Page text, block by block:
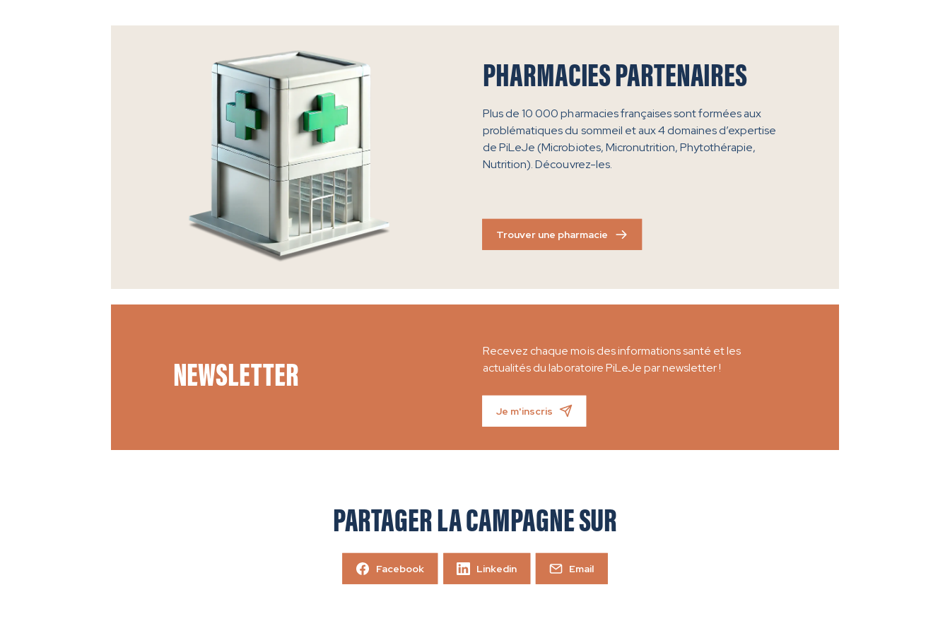
PHARMACIES PARTENAIRES
Plus de 10 000 pharmacies françaises sont formées aux
problématiques du sommeil et aux 4 domaines d’expertise
de PiLeJe (Microbiotes, Micronutrition, Phytothérapie,
Nutrition). Découvrez-les.
Trouver une pharmacie
NEWSLETTER
Recevez chaque mois des informations santé et les
actualités du laboratoire PiLeJe par newsletter !
Je m'inscris
PARTAGER LA CAMPAGNE SUR
Facebook Linkedin Email